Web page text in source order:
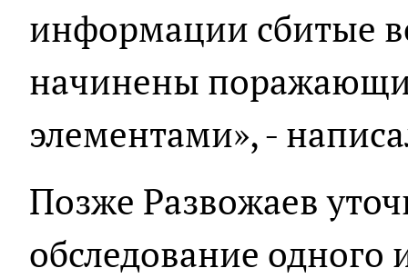
информации сбитые
начинены
элементами», -
Позже Развожаев
обследование одного